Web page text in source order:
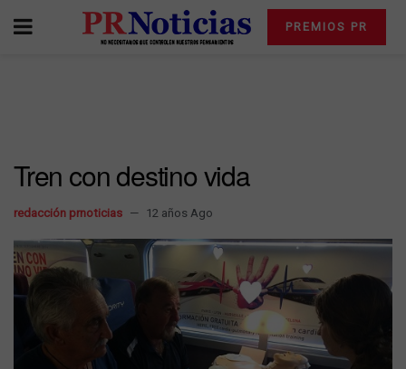
PREMIOS PR
Tren con destino vida
redacción prnoticias 12 años Ago